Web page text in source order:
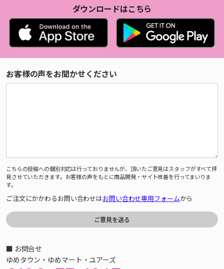
ダウンロードはこちら
お客様の声をお聞かせください
こちらの投稿への個別対応は行っておりませんが、頂いたご意見はスタッフがすべて拝
見させていただきます。お客様の声をもとに商品開発・サイト改善を行ってまいりま
す。
ご注文にかかわるお問い合わせはお問い合わせ専用フォームから
■ お問合せ
ゆめタウン・ゆめマート・ユアーズ